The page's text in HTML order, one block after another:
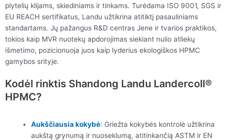
plytelių klijams, skiediniams ir tinkams. Turėdama ISO 9001, SGS ir
EU REACH sertifikatus, Landu užtikrina atitiktį pasauliniams
standartams. Jų pažangus R&D centras Jene ir tvarios praktikos,
tokios kaip MVR nuotekų apdorojimas siekiant nulio atliekų
išmetimo, pozicionuoja juos kaip lyderius ekologiškos HPMC
gamybos srityje.
Kodėl rinktis Shandong Landu Landercoll®
HPMC?
Aukščiausia kokybė: Griežta kokybės kontrolė užtikrina
aukštą grynumą ir nuoseklumą, atitinkančią ASTM ir EN